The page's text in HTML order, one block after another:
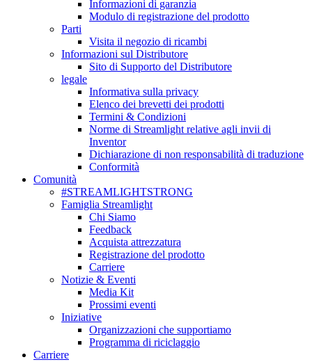
Informazioni di garanzia
Modulo di registrazione del prodotto
Parti
Visita il negozio di ricambi
Informazioni sul Distributore
Sito di Supporto del Distributore
legale
Informativa sulla privacy
Elenco dei brevetti dei prodotti
Termini & Condizioni
Norme di Streamlight relative agli invii di
Inventor
Dichiarazione di non responsabilità di traduzione
Conformità
Comunità
#STREAMLIGHTSTRONG
Famiglia Streamlight
Chi Siamo
Feedback
Acquista attrezzatura
Registrazione del prodotto
Carriere
Notizie & Eventi
Media Kit
Prossimi eventi
Iniziative
Organizzazioni che supportiamo
Programma di riciclaggio
Carriere